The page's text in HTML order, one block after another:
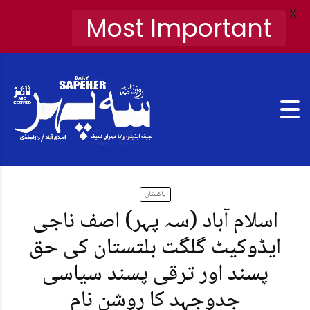
پاکستان
اسلام آباد (سہ پہر) اصف ناجی
ایڈوکیٹ گلگت بلتستان کی حق
پسند اور ترقی پسند سیاسی
جدوجہد کا روشن نام
Most Important X